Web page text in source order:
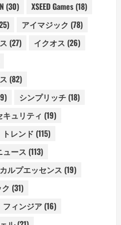
(30) XSEED Games (18)
アイマジック (78)
(27) イクオス (26)
(82)
シンプリッチ (18)
キュリティ (19)
トレンド (115)
ュース (113)
ルプエッセンス (19)
(31)
フィンジア (16)